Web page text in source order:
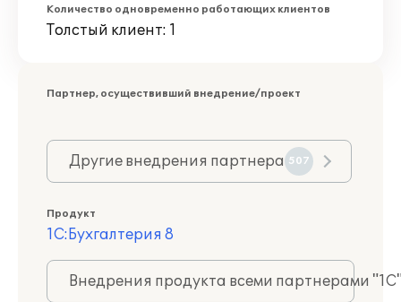
Количество одновременно работающих клиентов
Толстый клиент: 1
Партнер, осуществивший внедрение/проект
Другие внедрения партнера 507
Продукт
1С:Бухгалтерия 8
Внедрения продукта всеми партнерами